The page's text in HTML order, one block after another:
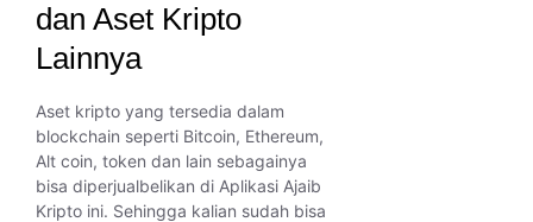
dan Aset Kripto
Lainnya
Aset kripto yang tersedia dalam
blockchain seperti Bitcoin, Ethereum,
Alt coin, token dan lain sebagainya
bisa diperjualbelikan di Aplikasi Ajaib
Kripto ini. Sehingga kalian sudah bisa